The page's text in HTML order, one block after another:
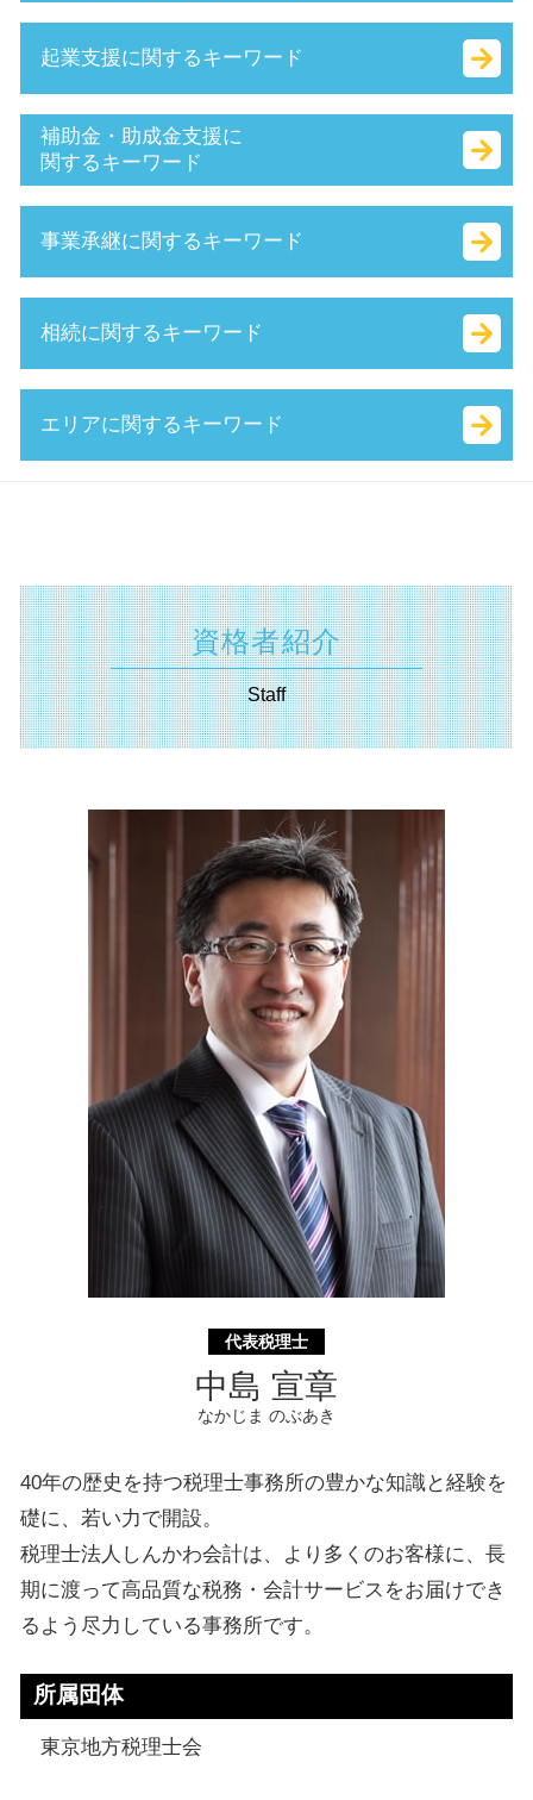
事業計画書 とは
所得拡大促進税制 とは
中小会計要領 とは
認定 支援 機関 更新
キャッシュフロー とは
経営革新等支援機関 とは
経営 計画 作り方
認定支援機関 経営改善計画
認定 支援 機関 検索
財務 分析
中小企業再生支援協議会 とは
創業 計画書 とは
起業支援に関するキーワード
本店 所在地 とは
会社 資本金 とは
定款 とは
合同会社 資金調達
起業 資本金
会社設立 費用
商号 とは
相対的記載事項 とは
合同会社 出資
ベンチャー 資金調達
合同 会社 経費
決算月 決め方
定款 事業 目的 とは
補助金・助成金支援に
関するキーワード
助成金 とは
補助金適化法 とは
キャリアアップ 助成金 とは
人事評価改善等助成金 とは
創業 助成金 とは
補助金 種類
日本政策金融公庫 新創業融資制度
ものづくり補助金
両立支援等助成金 とは
起業 補助金 とは
創業補助金 とは
事業承継に関するキーワード
株式 譲渡 契約書 とは
株式 譲渡 とは
事業 承継 とは
企業 提携 とは
吸収 合併 とは
株式 交換 とは
m&a 株式 譲渡
自益権 とは
事業承継税制 わかりやすく
技術 提携 とは
議決権 とは
吸収 分割
相続に関するキーワード
確定申告 遺産相続
相続 不動産 売却 確定 申告 必要書類
相続 財産
遺言書 効力 期間
相続税 配偶者控除
相続税 対象
相続 範囲
相続 兄弟
分割 相続
相続 税率
特別 受益 とは
代襲 相続 とは
限定承認 とは
エリアに関するキーワード
資金調達 相模原市 相談
相続 川崎市 税理士
助成金申請 神奈川県 相談
助成金申請 埼玉県 相談
事業承継 東京都 税理士
遺言書 東京都 税理士
経営革新等支援機関 神奈川県 税理士
不動産 神奈川県 税理士
不動産 横須賀市 税理士
経営革新等支援機関 川崎市 相談
補助金申請 静岡県 相談
助成金申請 東京都 税理士
相続 相模原市 税理士
経営革新等支援機関 横須賀市 税理士
資金調達 川崎市 税理士
資格者紹介
Staff
代表税理士
中島 宣章
なかじま のぶあき
40年の歴史を持つ税理士事務所の豊かな知識と経験を
礎に、若い力で開設。
税理士法人しんかわ会計は、より多くのお客様に、長
期に渡って高品質な税務・会計サービスをお届けでき
るよう尽力している事務所です。
所属団体
東京地方税理士会